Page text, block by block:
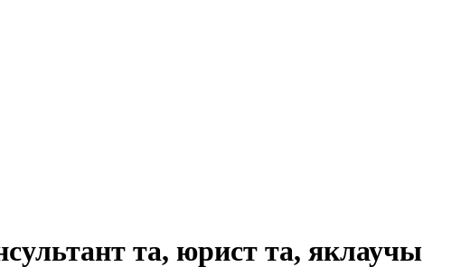
та, юрист та, яклаучы